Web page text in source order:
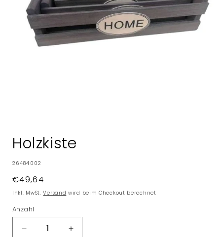
Modal
öffnen
Holzkiste
SKU:
26484002
Normaler
Preis
€49,64
Inkl. MwSt.Versand wird beim Checkout berechnet
Anzahl
Verringere
Erhöhe